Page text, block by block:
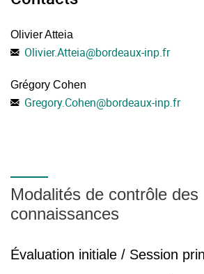
Olivier Atteia
Olivier.Atteia@bordeaux-inp.fr
Grégory Cohen
Gregory.Cohen@bordeaux-inp.fr
Modalités de contrôle des
connaissances
Évaluation initiale / Session